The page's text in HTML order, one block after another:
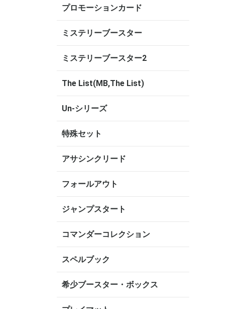
プロモーションカード
ミステリーブースター
ミステリーブースター2
The List(MB,The List)
Un-シリーズ
特殊セット
アサシンクリード
フォールアウト
ジャンプスタート
コマンダーコレクション
スペルブック
希少ブースター・ボックス